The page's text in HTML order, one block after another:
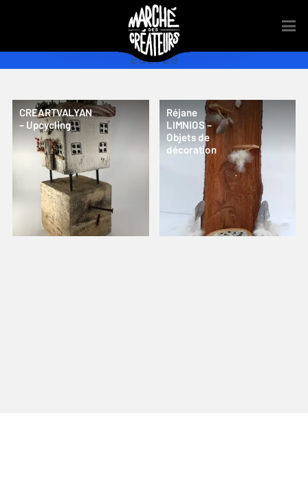
ecorce
CREARTVALYAN
– Upcycling
Réjane
LIMNIOS –
Objets de
décoration